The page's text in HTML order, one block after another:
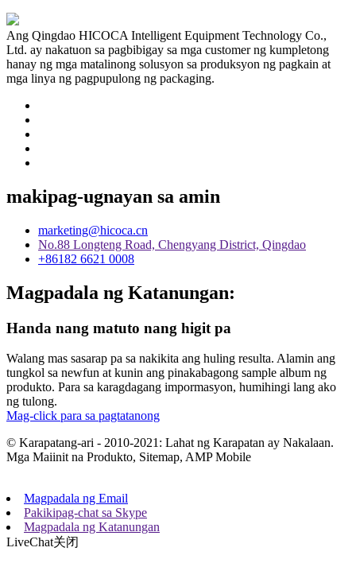
Ang Qingdao HICOCA Intelligent Equipment Technology Co.,
Ltd. ay nakatuon sa pagbibigay sa mga customer ng kumpletong
hanay ng mga matalinong solusyon sa produksyon ng pagkain at
mga linya ng pagpupulong ng packaging.
makipag-ugnayan sa amin
marketing@hicoca.cn
No.88 Longteng Road, Chengyang District, Qingdao
+86182 6621 0008
Magpadala ng Katanungan:
Handa nang matuto nang higit pa
Walang mas sasarap pa sa nakikita ang huling resulta. Alamin ang
tungkol sa newfun at kunin ang pinakabagong sample album ng
produkto. Para sa karagdagang impormasyon, humihingi lang ako
ng tulong.
Mag-click para sa pagtatanong
© Karapatang-ari - 2010-2021: Lahat ng Karapatan ay Nakalaan.
Mga Maiinit na Produkto, Sitemap, AMP Mobile
Magpadala ng Email
Pakikipag-chat sa Skype
Magpadala ng Katanungan
LiveChat关闭